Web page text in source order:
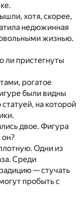
хотя, скорее,
недюжинная
жизнью.
ли пристегнуты
рогатое
были видны
на которой
двое. Фигура
Одни из
Среди
— стучать
пробыть с